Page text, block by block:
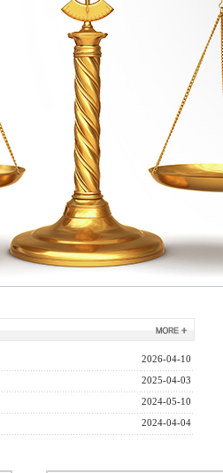
2026-04-10
2025-04-03
2024-05-10
2024-04-04